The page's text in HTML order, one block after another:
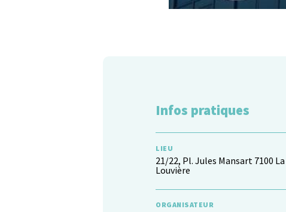
Infos pratiques
LIEU
21/22, Pl. Jules Mansart 7100 La
Louvière
ORGANISATEUR